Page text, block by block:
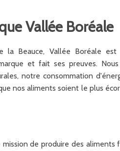
Vallée Boréale
la Beauce, Vallée Boréale
et fait ses preuves.
notre consommation
nos aliments soient le plus
de produire des aliments